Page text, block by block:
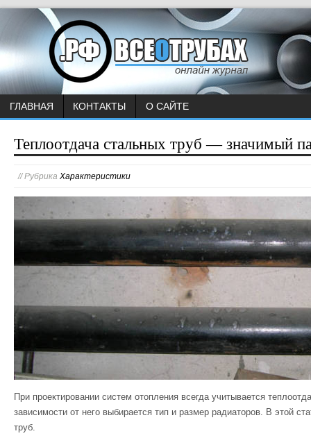
ГЛАВНАЯ КОНТАКТЫ О САЙТЕ
Теплоотдача стальных труб — значимый
// Рубрика Характеристики
При проектировании систем отопления всегда учитывается
зависимости от него выбирается тип и размер радиаторов. В этой
труб.